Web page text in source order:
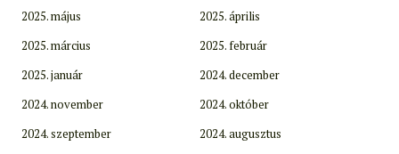
2025. május
2025. április
2025. március
2025. február
2025. január
2024. december
2024. november
2024. október
2024. szeptember
2024. augusztus